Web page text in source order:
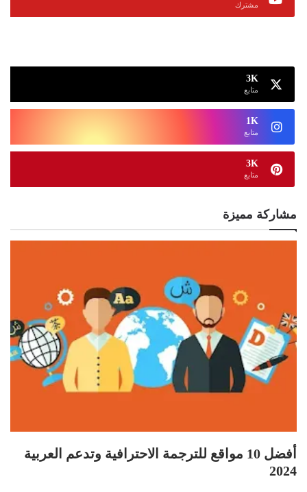
مشترك
3K
متابع
1K
متابع
3K
متابع
مشاركة مميزة
أفضل 10 مواقع للترجمة الاحترافية وتدعم العربية
2024